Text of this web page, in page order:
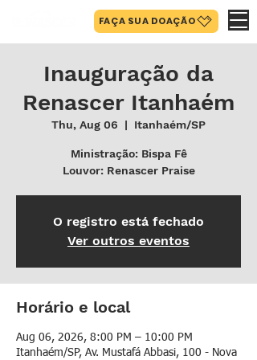
FAÇA SUA DOAÇÃO
Inauguração da
Renascer Itanhaém
Thu, Aug 06
  |
Itanhaém/SP
Ministração: Bispa Fê
Louvor: Renascer Praise
O registro está fechado
Ver outros eventos
Horário e local
Aug 06, 2026, 8:00 PM – 10:00 PM
Itanhaém/SP, Av. Mustafá Abbasi, 100 - Nova